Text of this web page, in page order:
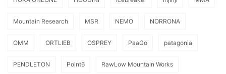
Mountain Research MSR NEMO NORRONA
OMM ORTLIEB OSPREY PaaGo patagonia
PENDLETON Point6 RawLow Mountain Works